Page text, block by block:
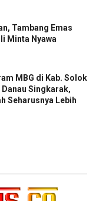
Tambang Emas
Minta Nyawa
MBG di Kab. Solok
Singkarak,
Seharusnya Lebih